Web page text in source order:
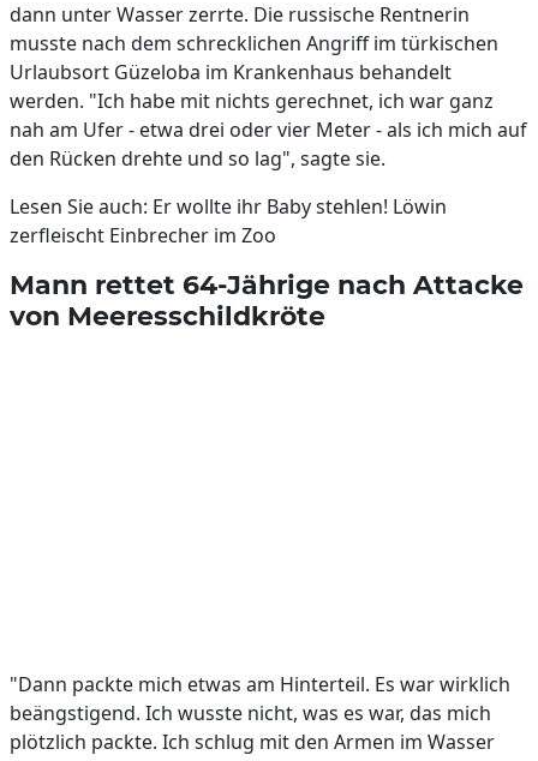
dann unter Wasser zerrte. Die russische Rentnerin
musste nach dem schrecklichen Angriff im türkischen
Urlaubsort Güzeloba im Krankenhaus behandelt
werden. "Ich habe mit nichts gerechnet, ich war ganz
nah am Ufer - etwa drei oder vier Meter - als ich mich auf
den Rücken drehte und so lag", sagte sie.
Lesen Sie auch: Er wollte ihr Baby stehlen! Löwin
zerfleischt Einbrecher im Zoo
Mann rettet 64-Jährige nach Attacke
von Meeresschildkröte
"Dann packte mich etwas am Hinterteil. Es war wirklich
beängstigend. Ich wusste nicht, was es war, das mich
plötzlich packte. Ich schlug mit den Armen im Wasser